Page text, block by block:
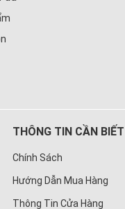
THÔNG TIN CẦN BIẾT
Chính Sách
Hướng Dẫn Mua Hàng
Thông Tin Cửa Hàng